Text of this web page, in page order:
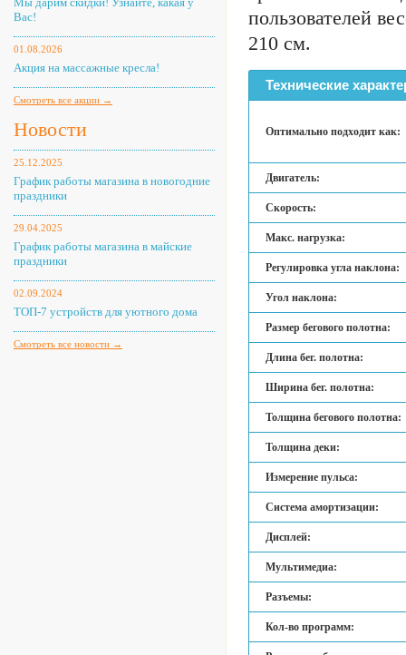
Вас!
01.08.2026
Акция на массажные кресла!
Смотреть все акции →
Новости
25.12.2025
График работы магазина в новогодние
праздники
29.04.2025
График работы магазина в майские
праздники
02.09.2024
ТОП-7 устройств для уютного дома
Смотреть все новости →
пользователей
210 см.
Технические
Оптимально подходит как:
Двигатель:
Скорость:
Макс. нагрузка:
Регулировка угла наклона:
Угол наклона:
Размер бегового полотна:
Длина бег. полотна:
Ширина бег. полотна:
Толщина бегового полотна:
Толщина деки:
Измерение пульса:
Система амортизации:
Дисплей:
Мультимедиа:
Разъемы:
Кол-во программ: